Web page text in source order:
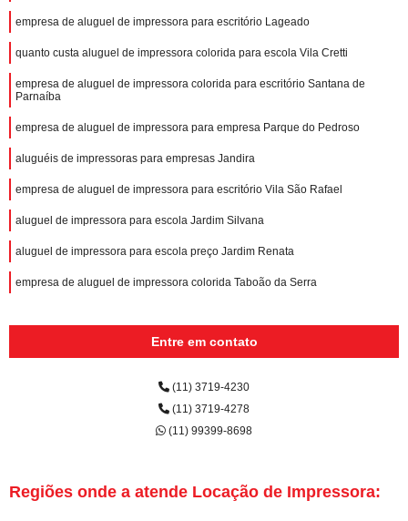
empresa de aluguel de impressora para escritório Lageado
quanto custa aluguel de impressora colorida para escola Vila Cretti
empresa de aluguel de impressora colorida para escritório Santana de
Parnaíba
empresa de aluguel de impressora para empresa Parque do Pedroso
aluguéis de impressoras para empresas Jandira
empresa de aluguel de impressora para escritório Vila São Rafael
aluguel de impressora para escola Jardim Silvana
aluguel de impressora para escola preço Jardim Renata
empresa de aluguel de impressora colorida Taboão da Serra
Entre em contato
(11) 3719-4230
(11) 3719-4278
(11) 99399-8698
Regiões onde a atende Locação de Impressora: